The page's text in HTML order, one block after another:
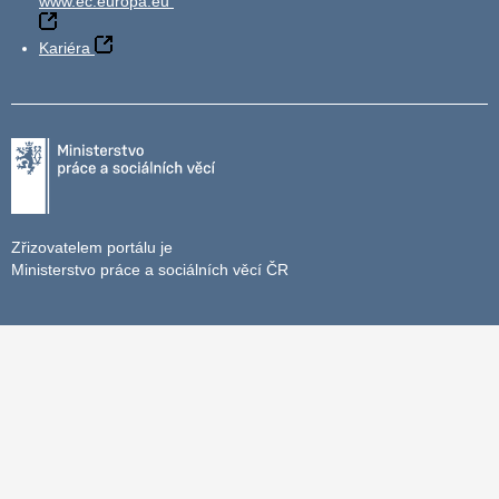
Kariéra
Zřizovatelem portálu je
Ministerstvo práce a sociálních věcí ČR